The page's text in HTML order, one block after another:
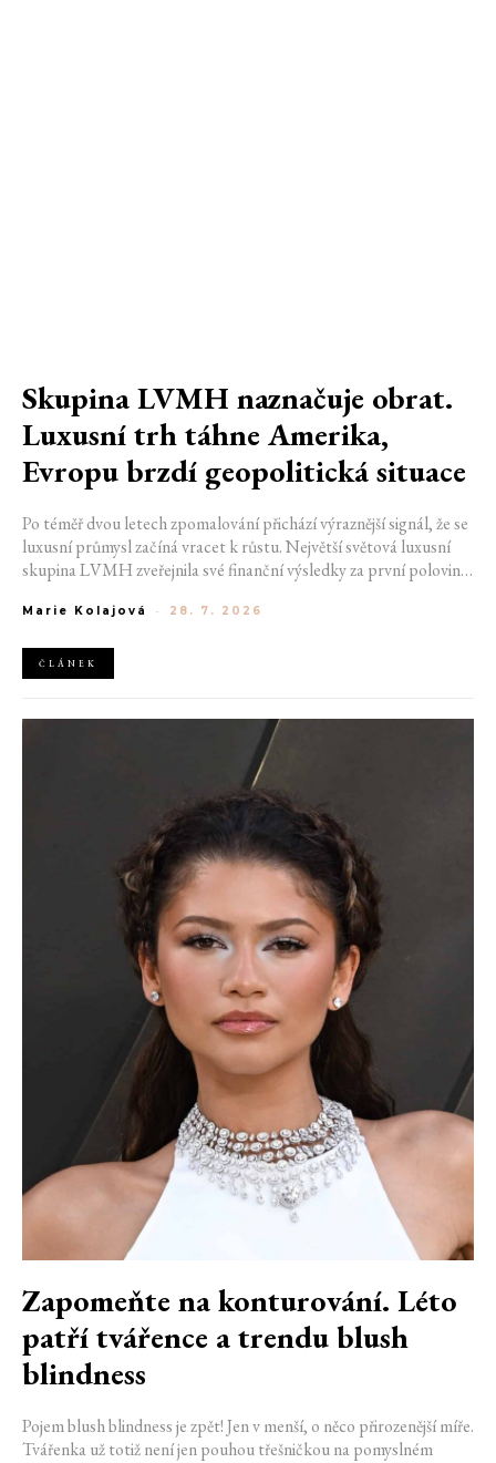
Skupina LVMH naznačuje obrat.
Luxusní trh táhne Amerika,
Evropu brzdí geopolitická situace
Po téměř dvou letech zpomalování přichází výraznější signál, že se
luxusní průmysl začíná vracet k růstu. Největší světová luxusní
skupina LVMH zveřejnila své finanční výsledky za první polovinu
růstu v nejdůležitější módní divizi. Přestože společnost stále čelí
naznačují, že nejhorší období by mohlo být za ní.
Marie Kolajová - 28. 7. 2026
ČLÁNEK
Zapomeňte na konturování. Léto
patří tvářence a trendu blush
blindness
Pojem blush blindness je zpět! Jen v menší, o něco přirozenější míře.
Tvářenka už totiž není jen pouhou třešničkou na pomyslném